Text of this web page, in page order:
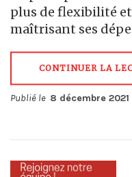
plus de flexibilité
maîtrisant ses
CONTINUER LA
Publié le 8 décembre 2021